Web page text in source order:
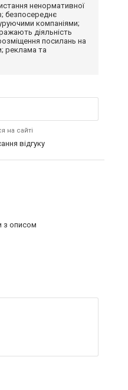
ненормативної
безпосереднє
компаніями;
діяльність
посилань на
реклама та
на сайті
відгуку
з описом